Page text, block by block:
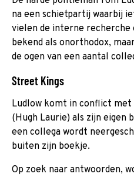
na een schietpartij waarbij
vielen de interne recherche
bekend als onorthodox,
de ogen van een aantal
Street Kings
Ludlow komt in conflict met
(Hugh Laurie) als zijn eigen
een collega wordt
buiten zijn boekje.
Op zoek naar antwoorden,